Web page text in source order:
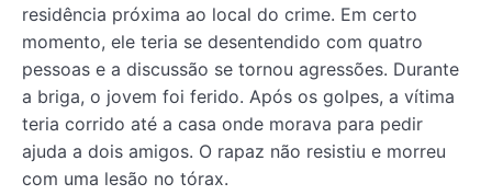
residência próxima ao local do crime. Em certo
momento, ele teria se desentendido com quatro
pessoas e a discussão se tornou agressões. Durante
a briga, o jovem foi ferido. Após os golpes, a vítima
teria corrido até a casa onde morava para pedir
ajuda a dois amigos. O rapaz não resistiu e morreu
com uma lesão no tórax.